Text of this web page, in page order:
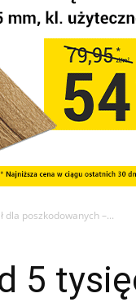
dla poszkodowanych –...
5